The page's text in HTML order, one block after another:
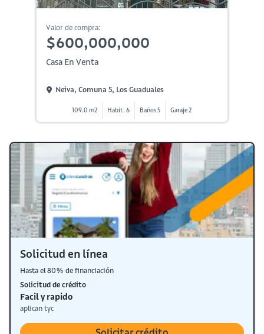
Valor de compra:
$600,000,000
Casa En Venta
Neiva, Comuna 5, Los Guaduales
109.0 m2 Habit. 6 Baños 5 Garaje 2
Solicitud en línea
Hasta el 80% de financiación
Solicitud de crédito
Facil y rapido
aplican tyc